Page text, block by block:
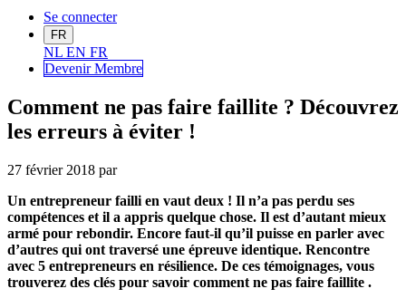
Se connecter
FR
NL EN FR
Devenir Membre
Comment ne pas faire faillite ? Découvrez
les erreurs à éviter !
27 février 2018 par
Un entrepreneur failli en vaut deux ! Il n’a pas perdu ses
compétences et il a appris quelque chose. Il est d’autant mieux
armé pour rebondir. Encore faut-il qu’il puisse en parler avec
d’autres qui ont traversé une épreuve identique. Rencontre
avec 5 entrepreneurs en résilience. De ces témoignages, vous
trouverez des clés pour savoir comment ne pas faire faillite .